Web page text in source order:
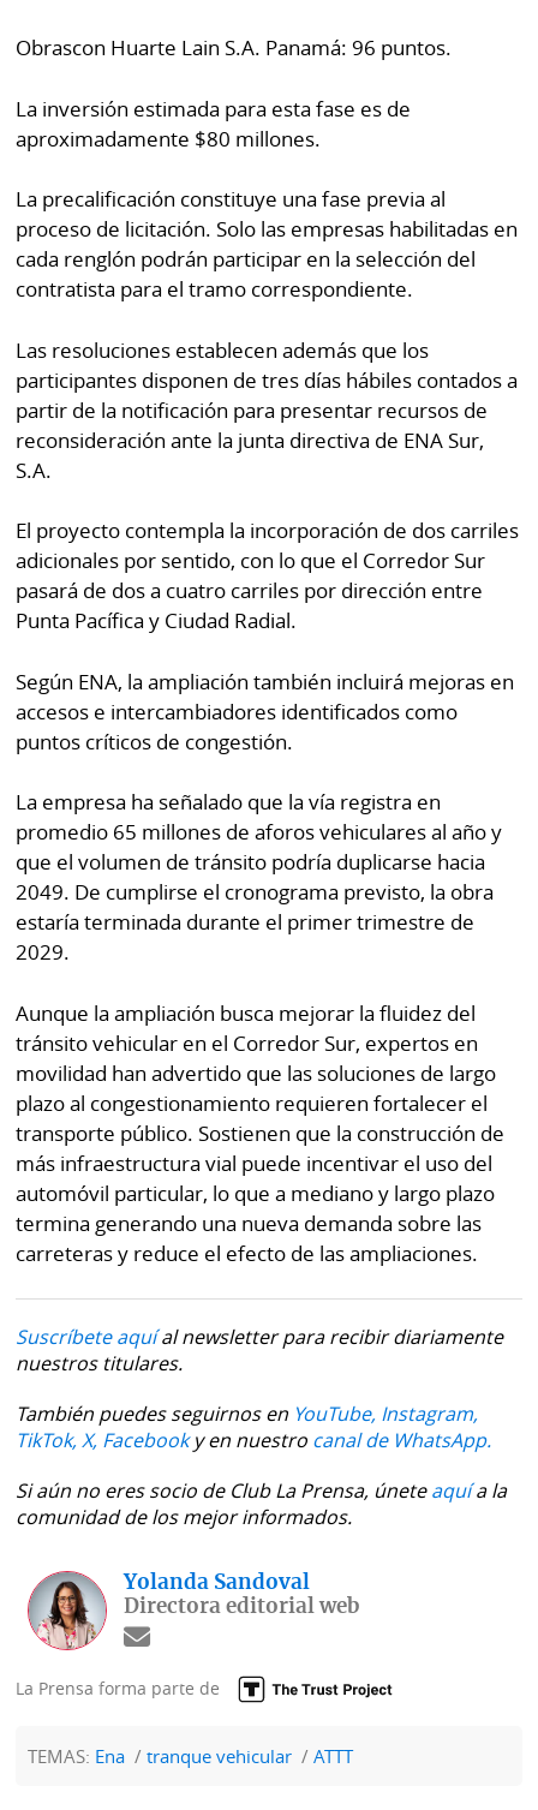
Obrascon Huarte Lain S.A. Panamá: 96 puntos.
La inversión estimada para esta fase es de
aproximadamente $80 millones.
La precalificación constituye una fase previa al
proceso de licitación. Solo las empresas habilitadas en
cada renglón podrán participar en la selección del
contratista para el tramo correspondiente.
Las resoluciones establecen además que los
participantes disponen de tres días hábiles contados a
partir de la notificación para presentar recursos de
reconsideración ante la junta directiva de ENA Sur,
S.A.
El proyecto contempla la incorporación de dos carriles
adicionales por sentido, con lo que el Corredor Sur
pasará de dos a cuatro carriles por dirección entre
Punta Pacífica y Ciudad Radial.
Según ENA, la ampliación también incluirá mejoras en
accesos e intercambiadores identificados como
puntos críticos de congestión.
La empresa ha señalado que la vía registra en
promedio 65 millones de aforos vehiculares al año y
que el volumen de tránsito podría duplicarse hacia
2049. De cumplirse el cronograma previsto, la obra
estaría terminada durante el primer trimestre de
2029.
Aunque la ampliación busca mejorar la fluidez del
tránsito vehicular en el Corredor Sur, expertos en
movilidad han advertido que las soluciones de largo
plazo al congestionamiento requieren fortalecer el
transporte público. Sostienen que la construcción de
más infraestructura vial puede incentivar el uso del
automóvil particular, lo que a mediano y largo plazo
termina generando una nueva demanda sobre las
carreteras y reduce el efecto de las ampliaciones.
Suscríbete aquíal newsletter para recibir diariamente
nuestros titulares.
También puedes seguirnos en YouTube, Instagram,
TikTok, X, Facebooky en nuestro canal de WhatsApp.
Si aún no eres socio de Club La Prensa, úneteaquía la
comunidad de los mejor informados.
Yolanda Sandoval
Directora editorial web
La Prensa forma parte de
TEMAS: Ena tranque vehicular ATTT